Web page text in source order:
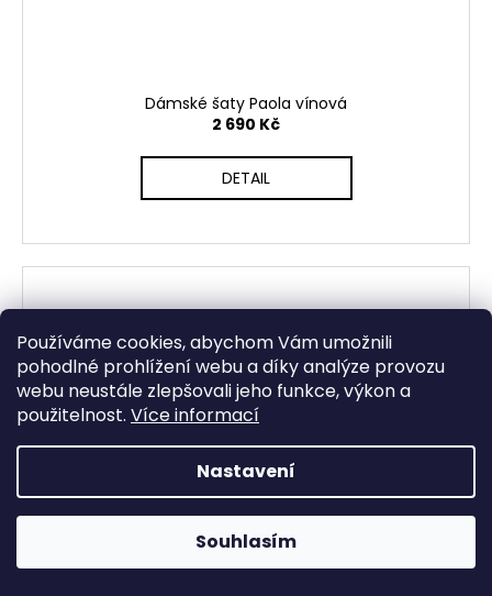
Používáme cookies, abychom Vám umožnili
pohodlné prohlížení webu a díky analýze provozu
webu neustále zlepšovali jeho funkce, výkon a
použitelnost. Více informací
Nastavení
Souhlasím
Dámské šaty Paola vínová
2 690 Kč
DETAIL